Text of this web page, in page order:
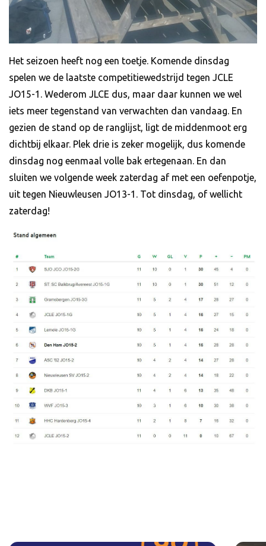
Het seizoen heeft nog een toetje. Komende dinsdag
spelen we de laatste competitiewedstrijd tegen JCLE
JO15-1. Wederom JLCE dus, maar daar kunnen we wel
iets meer tegenstand van verwachten dan vandaag. En
gezien de stand op de ranglijst, ligt de middenmoot erg
dichtbij elkaar. Plek drie is zeker mogelijk, dus komende
dinsdag nog eenmaal volle bak ertegenaan. En dan
sluiten we volgende week zaterdag af met een oefenpotje,
uit tegen Nieuwleusen JO13-1. Tot dinsdag, of wellicht
zaterdag!